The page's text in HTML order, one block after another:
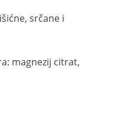
srčane i
magnezij citrat,